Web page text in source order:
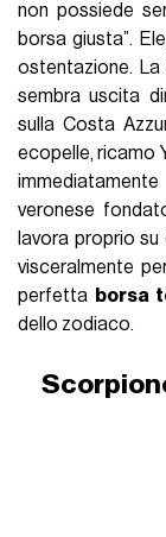
non possiede
borsa giusta”.
ostentazione. La
sembra uscita
sulla Costa
ecopelle, ricamo
veronese
lavora proprio su
visceralmente
perfetta borsa
dello zodiaco.